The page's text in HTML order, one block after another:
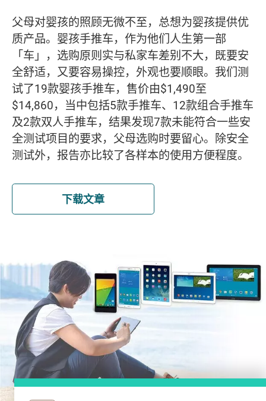
父母对婴孩的照顾无微不至，总想为婴孩提供优
质产品。婴孩手推车，作为他们人生第一部
「车」，选购原则实与私家车差别不大，既要安
全舒适，又要容易操控，外观也要顺眼。我们测
试了19款婴孩手推车，售价由$1,490至
$14,860，当中包括5款手推车、12款组合手推车
及2款双人手推车，结果发现7款未能符合一些安
全测试项目的要求，父母选购时要留心。除安全
测试外，报告亦比较了各样本的使用方便程度。
下载文章